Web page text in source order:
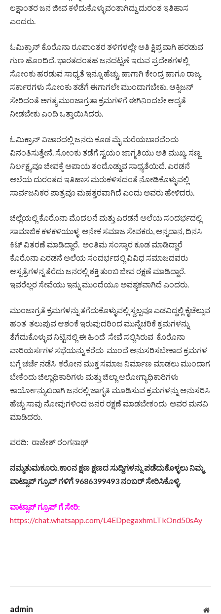
ಲಕ್ಷಾಂತರ ಜನ ಜೀವ ಕಳೆದುಕೊಳ್ಳುವಂತಾಗಿದ್ದು ದುರಂತ ಇತಿಹಾಸ
ಎಂದರು.
ಓಮಿಕ್ರಾನ್ ಕೊರೊನಾ ರೂಪಾಂತರ ತಳಿಗಳಲ್ಲೇ ಅತಿ ಕ್ಷಿಪ್ರವಾಗಿ ಹರಡುವ
ಗುಣ ಹೊಂದಿದೆ. ಭಾರತದಂತಹ ಜನದಟ್ಟಣೆ ಇರುವ ಪ್ರದೇಶಗಳಲ್ಲಿ
ಸೋಂಕು ಹರಡುವ ಸಾಧ್ಯತೆ ಇನ್ನೂ ಹೆಚ್ಚು. ಹಾಗಾಗಿ ಕೇಂದ್ರ ಹಾಗೂ ರಾಜ್ಯ
ಸರ್ಕಾರಗಳು ಸೋಂಕು ತಡೆಗೆ ಈಗಾಗಲೇ ಮುಂದಾಗಬೇಕು. ಆಕ್ಸಿಜನ್
ಸೇರಿದಂತೆ ಅಗತ್ಯ ಮುಂಜಾಗ್ರತಾ ಕ್ರಮಗಳಿಗೆ ಈಗಿನಿಂದಲೇ ಆದ್ಯತೆ
ನೀಡಬೇಕು ಎಂದಿ ಒತ್ತಾಯಿಸಿದರು.
ಓಮಿಕ್ರಾನ್ ವಿಚಾರದಲ್ಲಿ ಜನರು ಕೂಡ ಮೈ ಮರೆಯಬಾರದೆಂದು
ವಿನಂತಿಸುತ್ತೇನೆ. ಸೋಂಕು ತಡೆಗೆ ಸ್ವಯಂ ಜಾಗೃತಿಯು ಅತಿ ಮುಖ್ಯ. ಸಣ್ಣ
ನಿರ್ಲಕ್ಷ್ಯವೂ ಜೀವಕ್ಕೆ ಅಪಾಯ ತಂದೊಡ್ಡುವ ಸಾಧ್ಯತೆಯಿದೆ. ಎರಡನೆ
ಅಲೆಯ ದುರಂತದ ಇತಿಹಾಸ ಮರುಕಳಿಸದಂತೆ ನೋಡಿಕೊಳ್ಳುವಲ್ಲಿ
ಸಾರ್ವಜನಿಕರ ಪಾತ್ರವೂ ಮಹತ್ತರವಾಗಿದೆ ಎಂದು ಅವರು ಹೇಳಿದರು.
ಜಿಲ್ಲೆಯಲ್ಲಿ ಕೊರೊನಾ ಮೊದಲನೆ ಮತ್ತು ಎರಡನೆ ಅಲೆಯ ಸಂದರ್ಭದಲ್ಲಿ
ಸಾಮಾಜಿಕ ಕಳಕಳಿಯುಳ್ಳ ಅನೇಕ ಸಮಾಜ ಸೇವಕರು, ಅನ್ನದಾನ, ದಿನಸಿ
ಕಿಟ್ ವಿತರಣೆ ಮಾಡಿದ್ದಾರೆ. ಅಂತಿಮ ಸಂಸ್ಕಾರ ಕೂಡ ಮಾಡಿದ್ದಾರೆ
ಕೊರೊನಾ ಎರಡನೆ ಅಲೆಯ ಸಂದರ್ಭದಲ್ಲಿ ವಿವಿಧ ಸಮಾಜದವರು
ಆಸ್ಪತ್ರೆಗಳನ್ನ ತೆರೆದು ಜನರಲ್ಲಿ ಶಕ್ತಿ ತುಂಬಿ ಜೀವ ರಕ್ಷಣೆ ಮಾಡಿದ್ದಾರೆ.
ಇವರೆಲ್ಲರ ಸೇವೆಯು ಇನ್ನು ಮುಂದೆಯೂ ಅವಶ್ಯಕವಾಗಿದೆ ಎಂದರು.
ಮುಂಜಾಗ್ರತೆ ಕ್ರಮಗಳನ್ನು ತಗೆದುಕೊಳ್ಳುವಲ್ಲಿ ಸ್ವಲ್ಪವೂ ಎಡವಿದ್ದಲ್ಲಿ ಕೈಚೆಲ್ಲುವ
ಹಂತ ತಲುಪುವ ಆಶಂಕೆ ಇರುವುದರಿಂದ ಮುನ್ನೆಚರಿಕೆ ಕ್ರಮಗಳನ್ನು
ತೆಗೆದುಕೊಳ್ಳುವ ನಿಟ್ಟಿನಲ್ಲಿ ಈ ಹಿಂದೆ ಸೇವೆ ಸಲ್ಲಿಸಿರುವ ಕೊರೊನಾ
ವಾರಿಯರ್ಸಗಳ ಸಭೆಯನ್ನು ಕರೆದು ಮುಂದೆ ಅನುಸರಿಸಬೇಕಾದ ಕ್ರಮಗಳ
ಬಗ್ಗೆ ಚರ್ಚೆ ನಡೆಸಿ ಕರೋನ ಮುಕ್ತ ಸಮಾಜ ನಿರ್ಮಾಣ ಮಾಡಲು ಮುಂದಾಗ
ಬೇಕೆಂದು ಜಿಲ್ಲಾಧಿಕಾರಿಗಳು ಮತ್ತು ಜಿಲ್ಲಾ ಆರೋಗ್ಯಾಧಿಕಾರಿಗಳು
ಕಾರ್ಯೋನ್ಮುಖರಾಗಿ ಜನರಲ್ಲಿ ಜಾಗೃತಿ ಮೂಡಿಸುವ ಕ್ರಮಗಳನ್ನು ಅನುಸರಿಸಿ
ಹೆಚ್ಚು ಸಾವು ನೋವುಗಳಿಂದ ಜನರ ರಕ್ಷಣೆ ಮಾಡಬೇಕಂದು ಅವರ ಮನವಿ
ಮಾಡಿದರು.
ವರದಿ: ರಾಜೇಶ್ ರಂಗನಾಥ್
ನಮ್ಮತುಮಕೂರು.ಕಾಂನ ಕ್ಷಣ ಕ್ಷಣದ ಸುದ್ದಿಗಳನ್ನು ಪಡೆದುಕೊಳ್ಳಲು ನಿಮ್ಮ
ವಾಟ್ಸಾಪ್ ಗ್ರೂಪ್ ಗಳಿಗೆ 9686399493 ನಂಬರ್ ಸೇರಿಸಿಕೊಳ್ಳಿ.
ವಾಟ್ಸಾಪ್ ಗ್ರೂಪ್ ಗೆ ಸೇರಿ:
https://chat.whatsapp.com/L4EDpegaxhmLTkOnd50sAy
admin